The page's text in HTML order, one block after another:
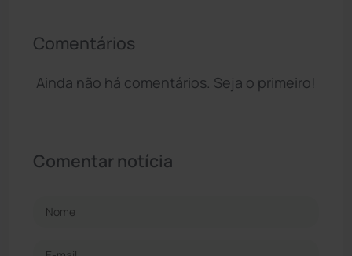
Comentários
Ainda não há comentários. Seja o primeiro!
Comentar notícia